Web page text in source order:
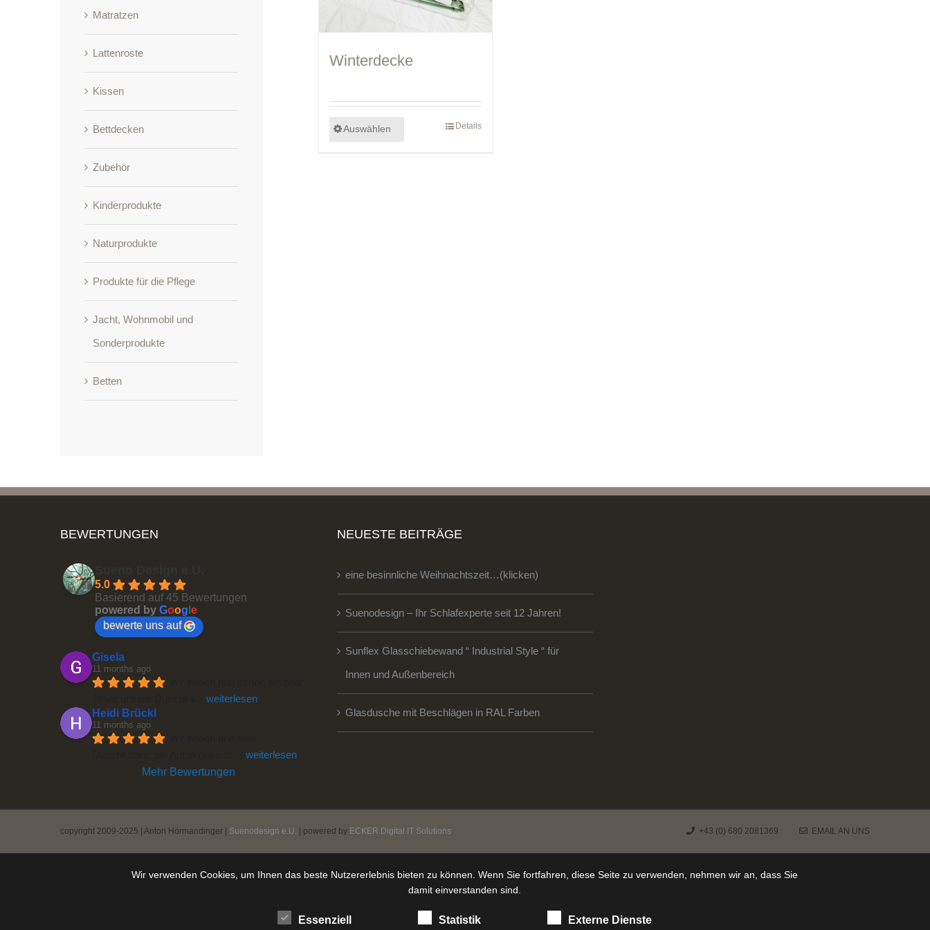
Winterdecke
Auswählen Details
Matratzen
Lattenroste
Kissen
Bettdecken
Zubehör
Kinderprodukte
Naturprodukte
Produkte für die Pflege
Jacht, Wohnmobil und
Sonderprodukte
Betten
BEWERTUNGEN
5.0
Basierend auf 45 Bewertungen
powered by Goog e
bewerte uns auf
Gisela
11 months ago
weiterlesen
Heidi Brückl
11 months ago
weiterlesen
Mehr Bewertungen
NEUESTE BEITRÄGE
eine besinnliche Weihnachtszeit…(klicken)
Suenodesign – Ihr Schlafexperte seit 12 Jahren!
Sunflex Glasschiebewand “ Industrial Style “ für
Innen und Außenbereich
Glasdusche mit Beschlägen in RAL Farben
copyright 2009-2025 | Anton Hörmandinger | Suenodesign e.U. | powered by ECKER.Digital IT Solutions +43 (0) 680 2081369 EMAIL AN UNS
Wir verwenden Cookies, um Ihnen das beste Nutzererlebnis bieten zu können. Wenn Sie fortfahren, diese Seite zu verwenden, nehmen wir an, dass Sie
damit einverstanden sind.
Essenziell Statistik Externe Dienste